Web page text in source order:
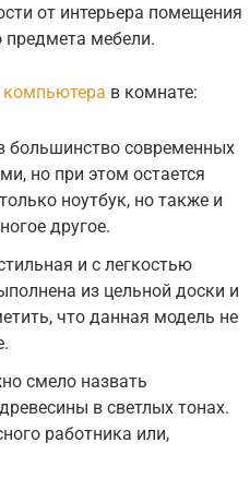
от интерьера помещения
предмета мебели.
компьютера в комнате:
большинство современных
но при этом остается
ноутбук, но также и
другое.
и с легкостью
из цельной доски и
что данная модель не
смело назвать
в светлых тонах.
работника или,